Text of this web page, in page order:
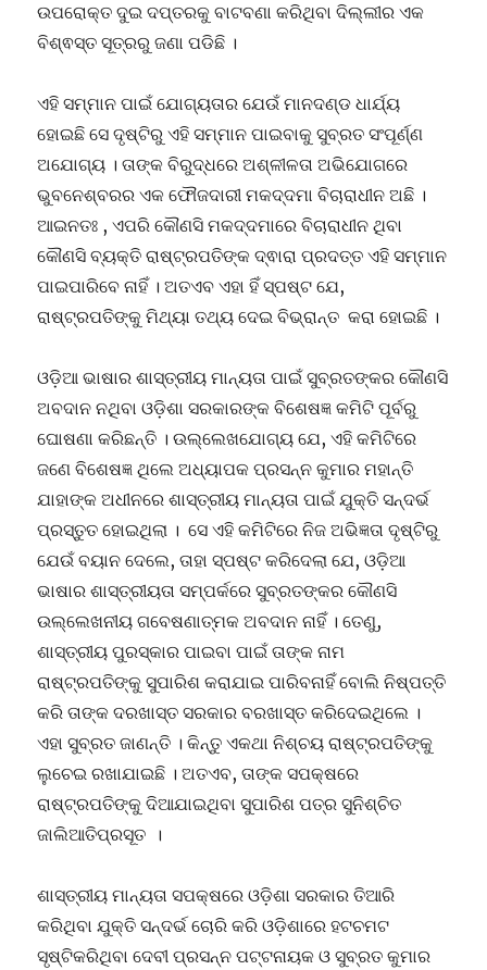
ଉପରୋକ୍ତ ଦୁଇ ଦପ୍ତରକୁ ବାଟବଣା କରିଥିବା ଦିଲ୍ଲୀର ଏକ
ବିଶ୍ଵସ୍ତ ସୂତ୍ରରୁ ଜଣା ପଡିଛି ।
ଏହି ସମ୍ମାନ ପାଇଁ ଯୋଗ୍ୟତାର ଯେଉଁ ମାନଦଣ୍ଡ ଧାର୍ଯ୍ୟ
ହୋଇଛି ସେ ଦୃଷ୍ଟିରୁ ଏହି ସମ୍ମାନ ପାଇବାକୁ ସୁବ୍ରତ ସଂପୂର୍ଣ୍ଣ
ଅଯୋଗ୍ୟ । ତାଙ୍କ ବିରୁଦ୍ଧରେ ଅଶ୍ଳୀଳତା ଅଭିଯୋଗରେ
ଭୁବନେଶ୍ବରର ଏକ ଫୌଜଦାରୀ ମକଦ୍ଦମା ବିଚାରାଧୀନ ଅଛି ।
ଆଇନତଃ , ଏପରି କୌଣସି ମକଦ୍ଦମାରେ ବିଚାରାଧୀନ ଥିବା
କୌଣସି ବ୍ୟକ୍ତି ରାଷ୍ଟ୍ରପତିଙ୍କ ଦ୍ଵାରା ପ୍ରଦତ୍ତ ଏହି ସମ୍ମାନ
ପାଇପାରିବେ ନାହିଁ । ଅତଏବ ଏହା ହିଁ ସ୍ପଷ୍ଟ ଯେ,
ରାଷ୍ଟ୍ରପତିଙ୍କୁ ମିଥ୍ୟା ତଥ୍ୟ ଦେଇ ବିଭ୍ରାନ୍ତ କରା ହୋଇଛି ।
ଓଡ଼ିଆ ଭାଷାର ଶାସ୍ତ୍ରୀୟ ମାନ୍ୟତା ପାଇଁ ସୁବ୍ରତଙ୍କର କୌଣସି
ଅବଦାନ ନଥିବା ଓଡ଼ିଶା ସରକାରଙ୍କ ବିଶେଷଜ୍ଞ କମିଟି ପୂର୍ବରୁ
ଘୋଷଣା କରିଛନ୍ତି । ଉଲ୍ଲେଖଯୋଗ୍ୟ ଯେ, ଏହି କମିଟିରେ
ଜଣେ ବିଶେଷଜ୍ଞ ଥିଲେ ଅଧ୍ୟାପକ ପ୍ରସନ୍ନ କୁମାର ମହାନ୍ତି
ଯାହାଙ୍କ ଅଧୀନରେ ଶାସ୍ତ୍ରୀୟ ମାନ୍ୟତା ପାଇଁ ଯୁକ୍ତି ସନ୍ଦର୍ଭ
ପ୍ରସ୍ତୁତ ହୋଇଥିଲା । ସେ ଏହି କମିଟିରେ ନିଜ ଅଭିଜ୍ଞତା ଦୃଷ୍ଟିରୁ
ଯେଉଁ ବୟାନ ଦେଲେ, ତାହା ସ୍ପଷ୍ଟ କରିଦେଲା ଯେ, ଓଡ଼ିଆ
ଭାଷାର ଶାସ୍ତ୍ରୀୟତା ସମ୍ପର୍କରେ ସୁବ୍ରତଙ୍କର କୌଣସି
ଉଲ୍ଲେଖନୀୟ ଗବେଷଣାତ୍ମକ ଅବଦାନ ନାହିଁ । ତେଣୁ,
ଶାସ୍ତ୍ରୀୟ ପୁରସ୍କାର ପାଇବା ପାଇଁ ତାଙ୍କ ନାମ
ରାଷ୍ଟ୍ରପତିଙ୍କୁ ସୁପାରିଶ କରାଯାଇ ପାରିବନାହିଁ ବୋଲି ନିଷ୍ପତ୍ତି
କରି ତାଙ୍କ ଦରଖାସ୍ତ ସରକାର ବରଖାସ୍ତ କରିଦେଇଥିଲେ ।
ଏହା ସୁବ୍ରତ ଜାଣନ୍ତି । କିନ୍ତୁ ଏକଥା ନିଶ୍ଚୟ ରାଷ୍ଟ୍ରପତିଙ୍କୁ
ଲୁଚେଇ ରଖାଯାଇଛି । ଅତଏବ, ତାଙ୍କ ସପକ୍ଷରେ
ରାଷ୍ଟ୍ରପତିଙ୍କୁ ଦିଆଯାଇଥିବା ସୁପାରିଶ ପତ୍ର ସୁନିଶ୍ଚିତ
ଜାଲିଆତିପ୍ରସୂତ ।
ଶାସ୍ତ୍ରୀୟ ମାନ୍ୟତା ସପକ୍ଷରେ ଓଡ଼ିଶା ସରକାର ତିଆରି
କରିଥିବା ଯୁକ୍ତି ସନ୍ଦର୍ଭ ଚୋରି କରି ଓଡ଼ିଶାରେ ହଟଚମଟ
ସୃଷ୍ଟିକରିଥିବା ଦେବୀ ପ୍ରସନ୍ନ ପଟ୍ଟନାୟକ ଓ ସୁବ୍ରତ କୁମାର